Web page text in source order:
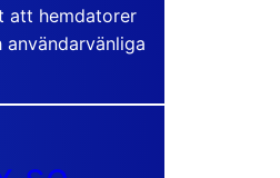
att hemdatorer